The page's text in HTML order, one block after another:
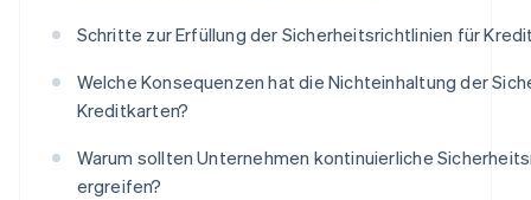
Schritte zur Erfüllung der Sicherheitsrichtlinien für
Welche Konsequenzen hat die Nichteinhaltung der
Kreditkarten?
Warum sollten Unternehmen kontinuierliche
ergreifen?